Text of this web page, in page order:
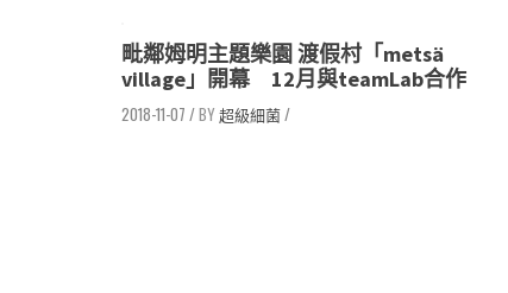
毗鄰姆明主題樂園 渡假村「metsä
village」開幕 12月與teamLab合作
2018-11-07 / 超級細菌/